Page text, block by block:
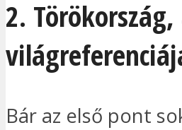
2.
Bár az első pont